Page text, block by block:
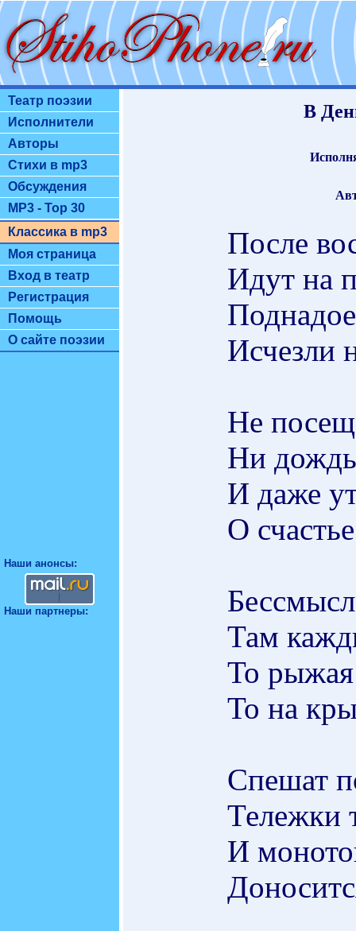
Театр поэзии
Исполнители
Авторы
Стихи в mp3
Обсуждения
MP3 - Top 30
Классика в mp3
Моя страница
Вход в театр
Регистрация
Помощь
О сайте поэзии
Наши анонсы:
Наши партнеры:
В
После
Идут на
Исчезли
Не
Ни
И даже
О
Там
То рыжая
То на
Спешат
Тележки
И